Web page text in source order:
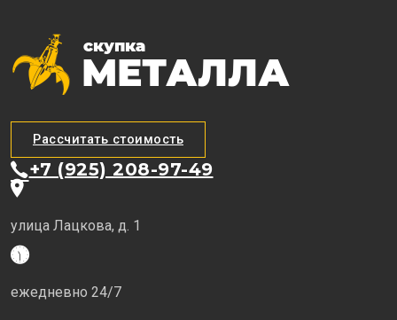
Рассчитать стоимость
+7 (925) 208-97-49
улица Лацкова, д. 1
ежедневно 24/7